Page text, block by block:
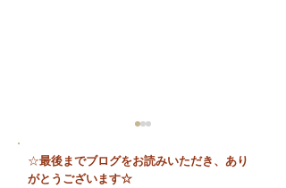
☆最後までブログをお読みいただき、あり
がとうございます☆